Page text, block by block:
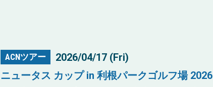
ACNツアー
2026/04/17 (Fri)
ニュータス カップ in 利根パークゴルフ場 2026